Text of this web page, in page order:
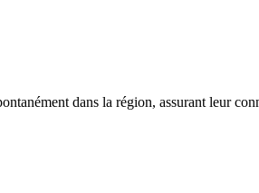
dans la région, assurant leur